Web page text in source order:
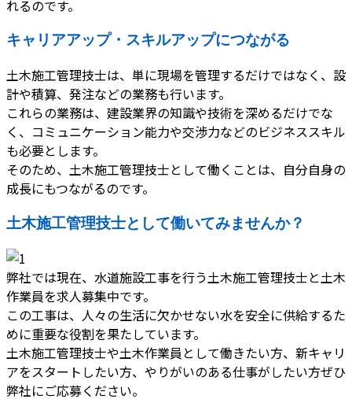
れるのです。
キャリアアップ・スキルアップにつながる
土木施工管理技士は、単に現場を管理するだけではなく、設
計や積算、発注などの業務も行います。
これらの業務は、建設業界の知識や技術を深めるだけでな
く、コミュニケーション能力や交渉力などのビジネススキル
も必要とします。
そのため、土木施工管理技士として働くことは、自分自身の
成長にもつながるのです。
土木施工管理技士として働いてみませんか？
弊社では現在、水道施設工事を行う土木施工管理技士と土木
作業員を求人募集中です。
この工事は、人々の生活に欠かせない水を安全に供給するた
めに重要な役割を果たしています。
土木施工管理技士や土木作業員として働きたい方、新キャリ
アをスタートしたい方、やりがいのある仕事がしたい方ぜひ
弊社にご応募ください。